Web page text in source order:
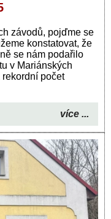
závodů, pojďme se
konstatovat, že
se nám podařilo
v Mariánských
počet
více ...